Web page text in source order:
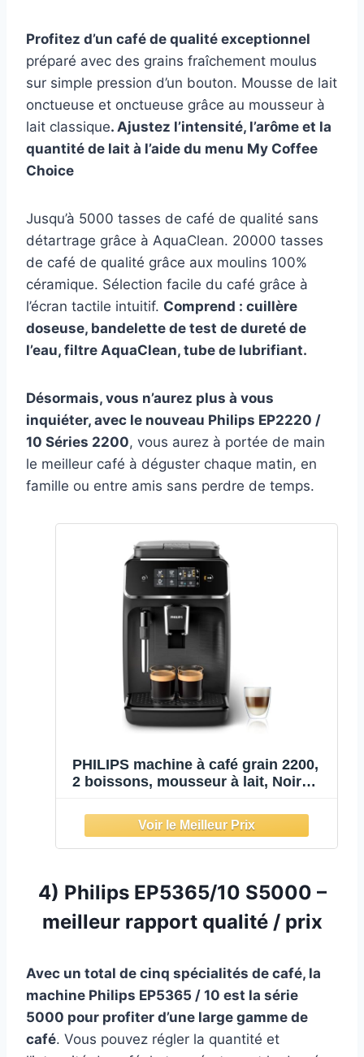
Profitez d’un café de qualité exceptionnel
préparé avec des grains fraîchement moulus
sur simple pression d’un bouton. Mousse de lait
onctueuse et onctueuse grâce au mousseur à
lait classique. Ajustez l’intensité, l’arôme et la
quantité de lait à l’aide du menu My Coffee
Choice
Jusqu’à 5000 tasses de café de qualité sans
détartrage grâce à AquaClean. 20000 tasses
de café de qualité grâce aux moulins 100%
céramique. Sélection facile du café grâce à
l’écran tactile intuitif. Comprend : cuillère
doseuse, bandelette de test de dureté de
l’eau, filtre AquaClean, tube de lubrifiant.
Désormais, vous n’aurez plus à vous
inquiéter, avec le nouveau Philips EP2220 /
10 Séries 2200, vous aurez à portée de main
le meilleur café à déguster chaque matin, en
famille ou entre amis sans perdre de temps.
PHILIPS machine à café grain 2200,
2 boissons, mousseur à lait, Noir
4) Philips EP5365/10 S5000 –
meilleur rapport qualité / prix
Avec un total de cinq spécialités de café, la
machine Philips EP5365 / 10 est la série
5000 pour profiter d’une large gamme de
café. Vous pouvez régler la quantité et